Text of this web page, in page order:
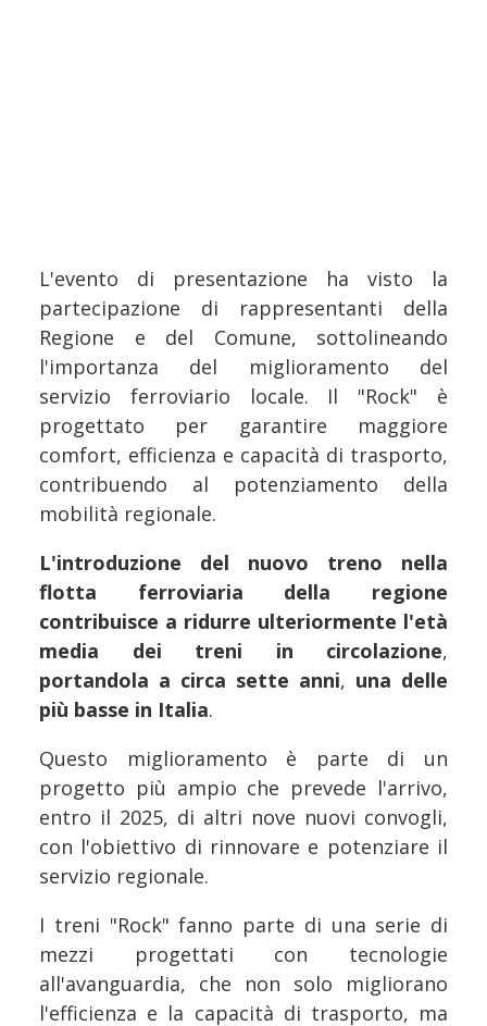
L'evento di presentazione ha visto la
partecipazione di rappresentanti della
Regione e del Comune, sottolineando
l'importanza del miglioramento del
servizio ferroviario locale. Il "Rock" è
progettato per garantire maggiore
comfort, efficienza e capacità di trasporto,
contribuendo al potenziamento della
mobilità regionale.
L'introduzione del nuovo treno nella
flotta ferroviaria della regione
contribuisce a ridurre ulteriormente l'età
media dei treni in circolazione,
portandola a circa sette anni, una delle
più basse in Italia.
Questo miglioramento è parte di un
progetto più ampio che prevede l'arrivo,
entro il 2025, di altri nove nuovi convogli,
con l'obiettivo di rinnovare e potenziare il
servizio regionale.
I treni "Rock" fanno parte di una serie di
mezzi progettati con tecnologie
all'avanguardia, che non solo migliorano
l'efficienza e la capacità di trasporto, ma